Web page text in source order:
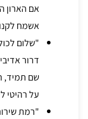
אם הארון
אשמח
"שלום
דרור
שם תמיד,
על רהיטי
"רמת